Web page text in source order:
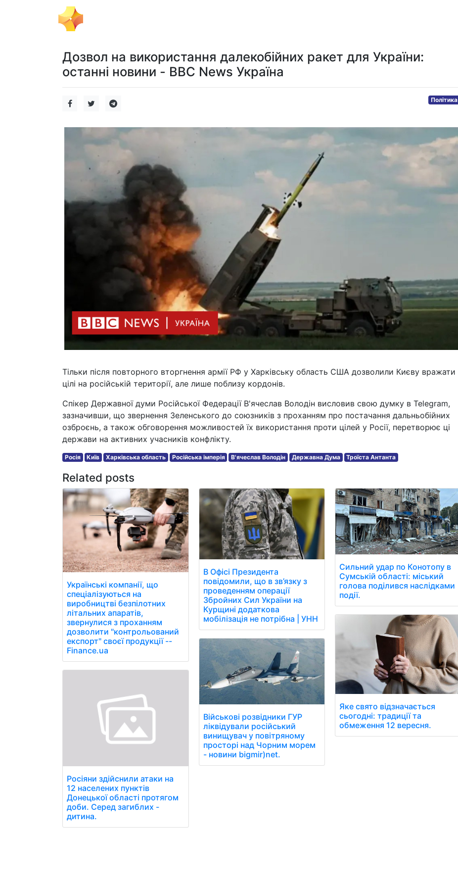
Дозвол на використання далекобійних ракет для України:
останні новини - BBC News Україна
Політика
Тільки після повторного вторгнення армії РФ у Харківську область США дозволили Києву вражати
цілі на російській території, але лише поблизу кордонів.
Спікер Державної думи Російської Федерації В'ячеслав Володін висловив свою думку в Telegram,
зазначивши, що звернення Зеленського до союзників з проханням про постачання дальньобійних
озброєнь, а також обговорення можливостей їх використання проти цілей у Росії, перетворює ці
держави на активних учасників конфлікту.
Росія Київ Харківська область Російська імперія В'ячеслав Володін Державна Дума Троїста Антанта
Related posts
Українські компанії, що
спеціалізуються на
виробництві безпілотних
літальних апаратів,
звернулися з проханням
дозволити "контрольований
експорт" своєї продукції --
Finance.ua
Росіяни здійснили атаки на
12 населених пунктів
Донецької області протягом
доби. Серед загиблих -
дитина.
В Офісі Президента
повідомили, що в зв’язку з
проведенням операції
Збройних Сил України на
Курщині додаткова
мобілізація не потрібна | УНН
Військові розвідники ГУР
ліквідували російський
винищувач у повітряному
просторі над Чорним морем
- новини bigmir)net.
Сильний удар по Конотопу в
Сумській області: міський
голова поділився наслідками
події.
Яке свято відзначається
сьогодні: традиції та
обмеження 12 вересня.